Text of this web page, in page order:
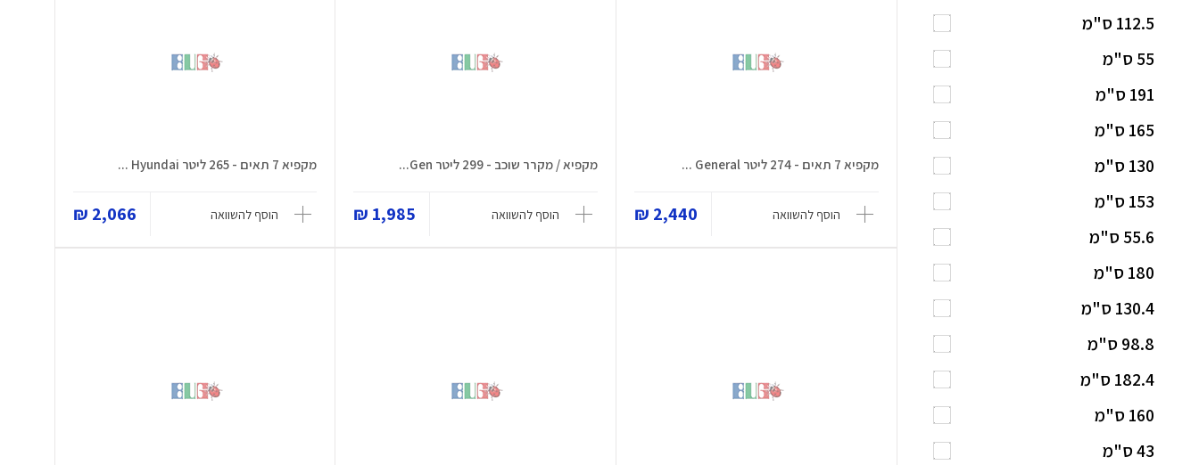
מקפיא 7 תאים - 274 ליטר General ...
הוסף להשוואה 2,440 ₪
מקפיא / מקרר שוכב - 299 ליטר Gen...
הוסף להשוואה 1,985 ₪
מקפיא 7 תאים - 265 ליטר Hyundai ...
הוסף להשוואה 2,066 ₪
112.5 ס"מ
55 ס"מ
191 ס"מ
165 ס"מ
130 ס"מ
153 ס"מ
55.6 ס"מ
180 ס"מ
130.4 ס"מ
98.8 ס"מ
182.4 ס"מ
160 ס"מ
43 ס"מ